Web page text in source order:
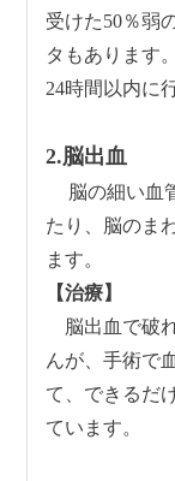
受けた50％弱
タもあります
24時間以内に
2.脳出血
脳の細い血
たり、脳のま
ます。
【治療】
脳出血で破
んが、手術で
て、できるだ
ています。